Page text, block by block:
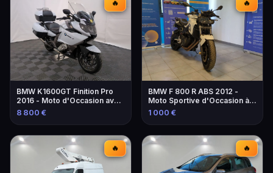
🔥
BMW K1600GT Finition Pro
2016 - Moto d'Occasion avec
Équipements
8 800 €
🔥
BMW F 800 R ABS 2012 -
Moto Sportive d'Occasion à
Marseille
1 000 €
🔥 🔥